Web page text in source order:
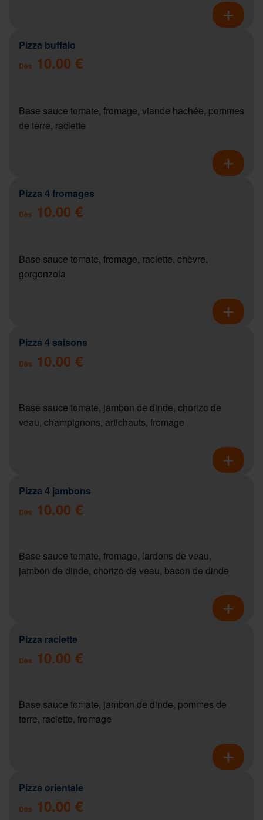
Pizza buffalo
Dès 10.00 €
Base sauce tomate, fromage, viande hachée, pommes
de terre, raclette
Pizza 4 fromages
Dès 10.00 €
Base sauce tomate, fromage, raclette, chèvre,
gorgonzola
Pizza 4 saisons
Dès 10.00 €
Base sauce tomate, jambon de dinde, chorizo de
veau, champignons, artichauts, fromage
Pizza 4 jambons
Dès 10.00 €
Base sauce tomate, fromage, lardons de veau,
jambon de dinde, chorizo de veau, bacon de dinde
Pizza raclette
Dès 10.00 €
Base sauce tomate, jambon de dinde, pommes de
terre, raclette, fromage
Pizza orientale
Dès 10.00 €